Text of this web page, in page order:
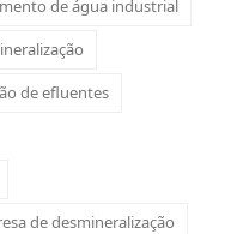
de água industrial
de efluentes
de desmineralização